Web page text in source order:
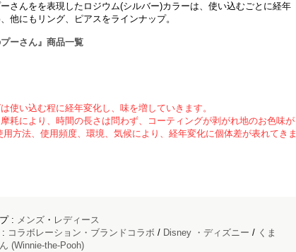
さんをを表現したロジウム(シルバー)カラーは、使い込むごとに経年
他にもリング、ピアスをラインナップ。
ーさん』商品一覧
使い込む程に経年変化し、味を増していきます。
耗により、時間の長さは問わず、コーティングが剥がれ地のお色味が
用方法、使用頻度、環境、気候により、経年変化に個体差が表れてきま
: メンズ ・ レディース
: コラボレーション・ブランドコラボ / Disney ・ディズニー / くま
(Winnie-the-Pooh)